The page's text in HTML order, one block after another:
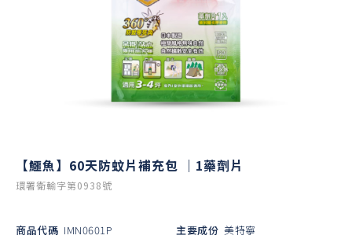
【鱷魚】60天防蚊片補充包 ｜1藥劑片
環署衛輸字第0938號
商品代碼 IMN0601P
主要成份 美特寧